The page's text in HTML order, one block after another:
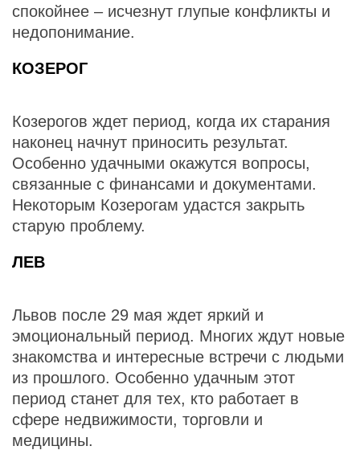
спокойнее – исчезнут глупые конфликты и
недопонимание.
КОЗЕРОГ
Козерогов ждет период, когда их старания
наконец начнут приносить результат.
Особенно удачными окажутся вопросы,
связанные с финансами и документами.
Некоторым Козерогам удастся закрыть
старую проблему.
ЛЕВ
Львов после 29 мая ждет яркий и
эмоциональный период. Многих ждут новые
знакомства и интересные встречи с людьми
из прошлого. Особенно удачным этот
период станет для тех, кто работает в
сфере недвижимости, торговли и
медицины.